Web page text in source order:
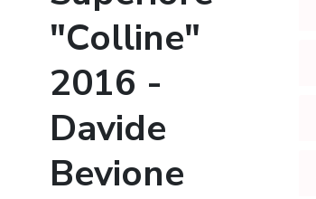
"Colline"
2016 -
Davide
Bevione